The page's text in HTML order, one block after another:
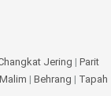
Jering | Parit
| Behrang | Tapah